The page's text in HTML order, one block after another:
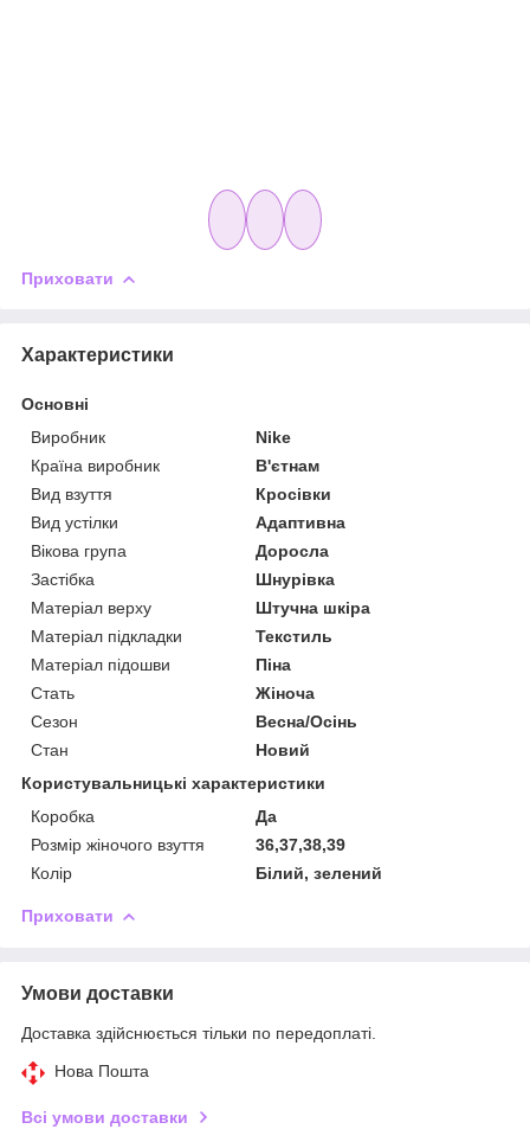
Приховати
Характеристики
Основні
Виробник
Nike
Країна виробник
В'єтнам
Вид взуття
Кросівки
Вид устілки
Адаптивна
Вікова група
Доросла
Застібка
Шнурівка
Матеріал верху
Штучна шкіра
Матеріал підкладки
Текстиль
Матеріал підошви
Піна
Стать
Жіноча
Сезон
Весна/Осінь
Стан
Новий
Користувальницькі характеристики
Коробка
Да
Розмір жіночого взуття
36,37,38,39
Колір
Білий, зелений
Приховати
Умови доставки
Доставка здійснюється тільки по передоплаті.
Нова Пошта
Всі умови доставки